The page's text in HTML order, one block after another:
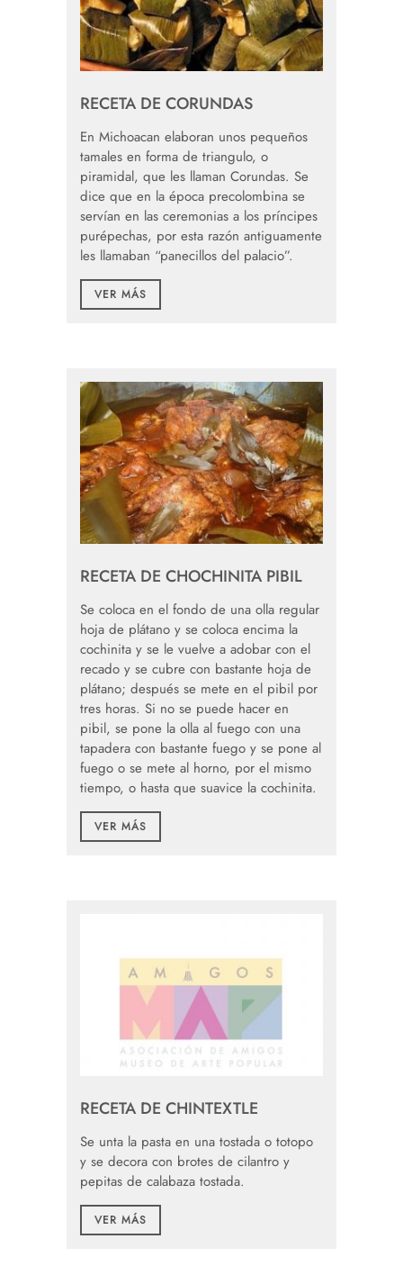
RECETA DE CORUNDAS
En Michoacan elaboran unos pequeños
tamales en forma de triangulo, o
piramidal, que les llaman Corundas. Se
dice que en la época precolombina se
servían en las ceremonias a los príncipes
purépechas, por esta razón antiguamente
les llamaban “panecillos del palacio”.
VER MÁS
RECETA DE CHOCHINITA PIBIL
Se coloca en el fondo de una olla regular
hoja de plátano y se coloca encima la
cochinita y se le vuelve a adobar con el
recado y se cubre con bastante hoja de
plátano; después se mete en el pibil por
tres horas. Si no se puede hacer en
pibil, se pone la olla al fuego con una
tapadera con bastante fuego y se pone al
fuego o se mete al horno, por el mismo
tiempo, o hasta que suavice la cochinita.
VER MÁS
RECETA DE CHINTEXTLE
Se unta la pasta en una tostada o totopo
y se decora con brotes de cilantro y
pepitas de calabaza tostada.
VER MÁS